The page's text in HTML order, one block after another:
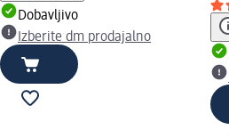
Dobavljivo
Izberite dm prodajalno